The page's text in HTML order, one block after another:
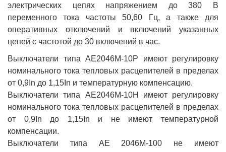
электрических цепях напряжением до 380 В
переменного тока частоты 50,60 Гц, а также для
оперативных отключений и включений указанных
цепей с частотой до 30 включений в час.
Выключатели типа АЕ2046М-10Р имеют регулировку
номинального тока тепловых расцепителей в пределах
от 0,9In до 1,15In и температурную компенсацию.
Выключатели типа АЕ2046М-10Н имеют регулировку
номинального тока тепловых расцепителей в пределах
от 0,9In до 1,15In и не имеют температурной
компенсации.
Выключатели типа АЕ 2046М-100 не имеют